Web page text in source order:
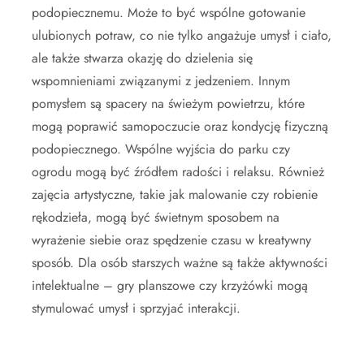
podopiecznemu. Może to być wspólne gotowanie
ulubionych potraw, co nie tylko angażuje umysł i ciało,
ale także stwarza okazję do dzielenia się
wspomnieniami związanymi z jedzeniem. Innym
pomysłem są spacery na świeżym powietrzu, które
mogą poprawić samopoczucie oraz kondycję fizyczną
podopiecznego. Wspólne wyjścia do parku czy
ogrodu mogą być źródłem radości i relaksu. Również
zajęcia artystyczne, takie jak malowanie czy robienie
rękodzieła, mogą być świetnym sposobem na
wyrażenie siebie oraz spędzenie czasu w kreatywny
sposób. Dla osób starszych ważne są także aktywności
intelektualne – gry planszowe czy krzyżówki mogą
stymulować umysł i sprzyjać interakcji.